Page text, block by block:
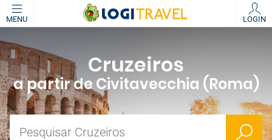
MENU LOGIN
Cruzeiros
a partir de Civitavecchia (Roma)
Pesquisar Cruzeiros